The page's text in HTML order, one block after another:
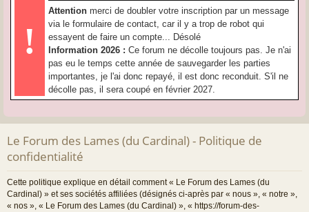
!
Attention merci de doubler votre inscription par un message
via le formulaire de contact, car il y a trop de robot qui
essayent de faire un compte... Désolé
Information 2026 : Ce forum ne décolle toujours pas. Je n'ai
pas eu le temps cette année de sauvegarder les parties
importantes, je l'ai donc repayé, il est donc reconduit. S'il ne
décolle pas, il sera coupé en février 2027.
Le Forum des Lames (du Cardinal) - Politique de
confidentialité
Cette politique explique en détail comment « Le Forum des Lames (du
Cardinal) » et ses sociétés affiliées (désignés ci-après par « nous », « notre »,
« nos », « Le Forum des Lames (du Cardinal) », « https://forum-des-